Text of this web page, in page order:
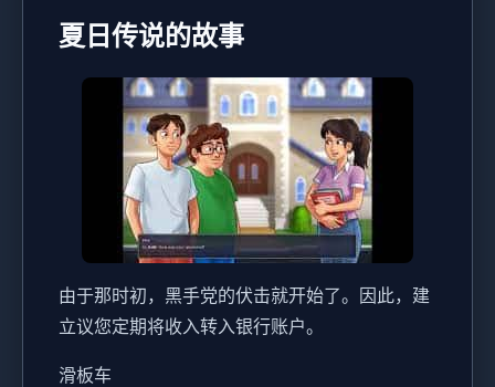
夏日传说的故事
由于那时初，黑手党的伏击就开始了。因此，建
立议您定期将收入转入银行账户。
滑板车